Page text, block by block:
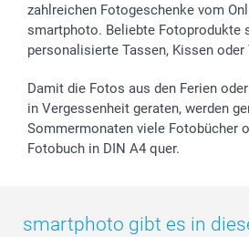
zahlreichen Fotogeschenke vom
smartphoto. Beliebte Fotoprodukte
personalisierte Tassen, Kissen oder
Damit die Fotos aus den Ferien
in Vergessenheit geraten, werden
Sommermonaten viele Fotobücher
Fotobuch in DIN A4 quer.
smartphoto gibt es in